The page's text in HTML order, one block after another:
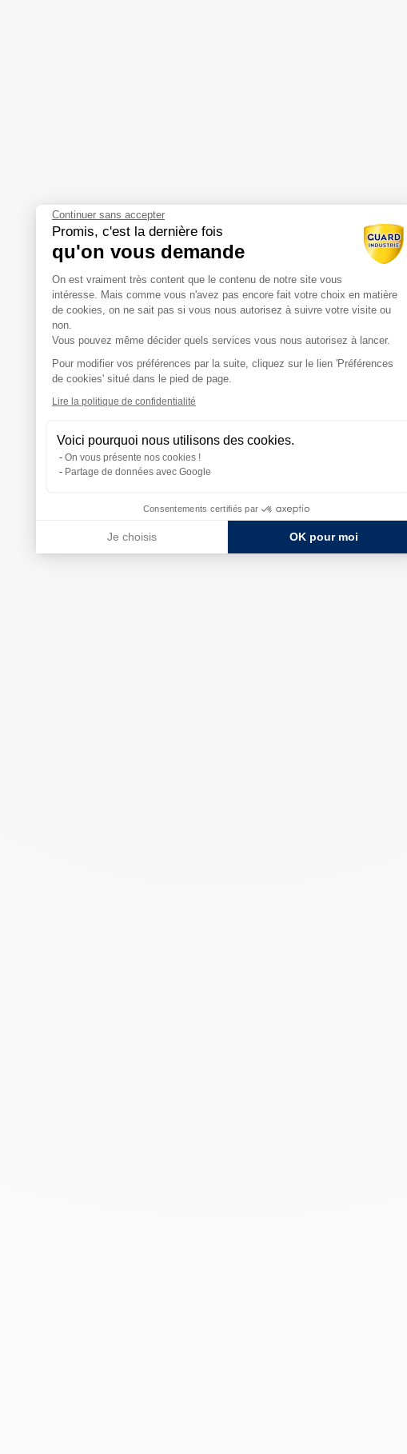
Continuer sans accepter
Promis, c'est la dernière fois
qu'on vous demande
Plateforme de Gestion du
On est vraiment très content que le contenu de notre site vous
intéresse. Mais comme vous n'avez pas encore fait votre choix en matière
de cookies, on ne sait pas si vous nous autorisez à suivre votre visite ou
non.
Vous pouvez même décider quels services vous nous autorisez à lancer.
Pour modifier vos préférences par la suite, cliquez sur le lien 'Préférences
de cookies' situé dans le pied de page.
Lire la politique de confidentialité
Voici pourquoi nous utilisons des cookies.
On vous présente nos cookies !
Partage de données avec Google
Consentements certifiés par
Je choisis OK pour moi
Axeptio consent